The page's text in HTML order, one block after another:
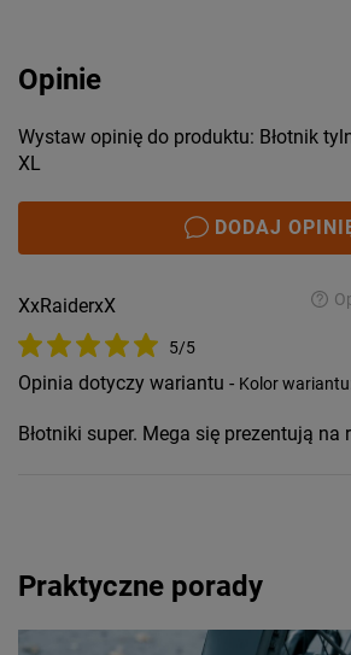
Opinie
Wystaw opinię do produktu: Błotnik
XL
DODAJ
XxRaiderxX
5/5
Opinia dotyczy wariantu - Kolor
Błotniki super. Mega się prezentują na
Praktyczne porady